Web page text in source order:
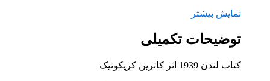
نمایش بیشتر
توضیحات تکمیلی
کتاب لندن 1939 اثر کاترین کریکونیک